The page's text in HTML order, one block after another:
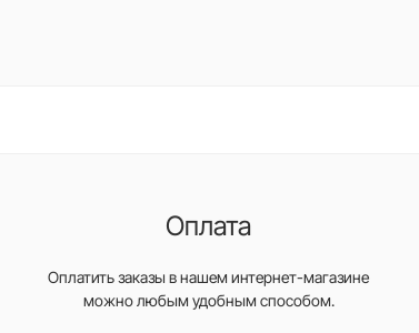
Оплата
Оплатить заказы в нашем интернет-магазине
можно любым удобным способом.